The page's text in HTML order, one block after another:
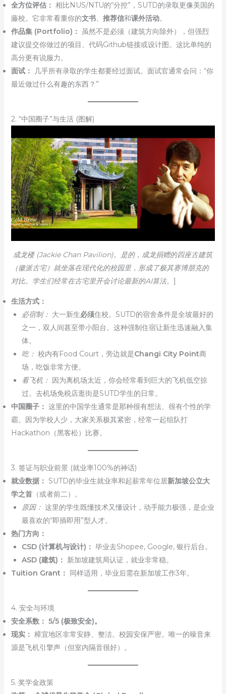
全方位评估： 相比NUS/NTU的“分控”，SUTD的录取更像美国的
藤校。它非常看重你的文书、 推荐信和课外活动。
作品集 (Portfolio)： 虽然不是必须（建筑方向除外），但强烈
建议提交你做过的项目、代码Github链接或设计图。这比单纯的
高分更有说服力。
面试：
几乎所有录取的学生都要经过面试。面试官通常会问：“你
最近做过什么有趣的东西？”
2. “中国圈子”与生活 (图解)
成龙楼 (Jackie Chan Pavilion)。是的，成龙捐赠的四座古建筑
（徽派古宅）就坐落在现代化的校园里，形成了极其赛博朋克的
对比。学生们经常在古宅里开会讨论最新的AI算法。 ]
生活方式：
必宿制： 大一新生必须住校。SUTD的宿舍条件是全坡最好的
之一，双人间甚至带小阳台。这种强制住宿让新生迅速融入集
体。
吃： 校内有Food Court，旁边就是Changi City Point商
场，吃饭非常方便。
看飞机： 因为离机场太近，你会经常看到巨大的飞机低空掠
过。去机场免税店逛街是SUTD学生的日常。
中国圈子： 这里的中国学生通常是那种很有想法、很有个性的学
霸。因为学校人少，大家关系极其紧密，经常一起组队打
Hackathon（黑客松）比赛。
3. 签证与职业前景 (就业率100%的神话)
就业数据： SUTD的毕业生就业率和起薪常年位居新加坡公立大
学之首（或者前二）。
原因： 这里的学生既懂技术又懂设计，动手能力极强，是企业
最喜欢的“即插即用”型人才。
热门方向：
CSD (计算机与设计)： 毕业去Shopee, Google, 银行后台。
ASD (建筑)： 新加坡建筑局认证，就业非常稳。
Tuition Grant： 同样适用，毕业后需在新加坡工作3年。
4. 安全与环境
安全系数： 5/5 (极致安全)。
现实： 樟宜地区非常安静、整洁。校园安保严密。唯一的噪音来
源是飞机引擎声（但室内隔音很好）。
5. 奖学金政策